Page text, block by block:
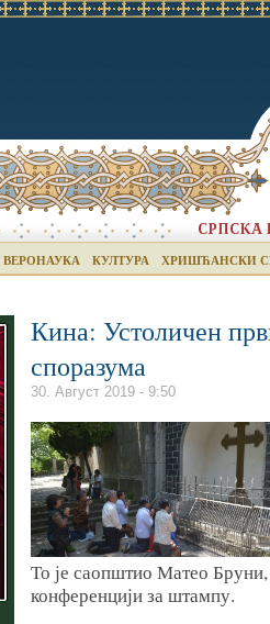
ВЕРОНАУКА КУЛТУРА ХРИШЋАНСКИ
Кина: Устоличен
споразума
30. Август 2019 - 9:50
То је саопштио Матео
конференцији за штампу.